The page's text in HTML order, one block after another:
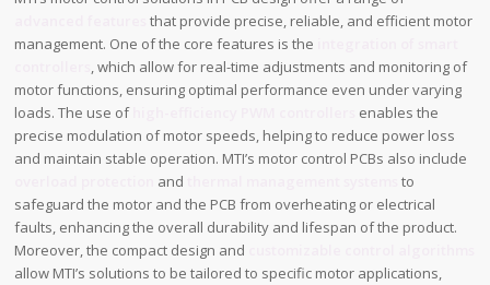
that provide precise, reliable, and efficient motor
management. One of the core features is the
, which allow for real-time adjustments and monitoring of
motor functions, ensuring optimal performance even under varying
loads. The use of
enables the
precise modulation of motor speeds, helping to reduce power loss
and maintain stable operation. MTI’s motor control PCBs also include
and
to
safeguard the motor and the PCB from overheating or electrical
faults, enhancing the overall durability and lifespan of the product.
Moreover, the compact design and
allow MTI’s solutions to be tailored to specific motor applications,